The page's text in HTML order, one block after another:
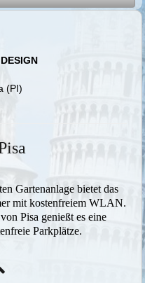
(PI)
Gartenanlage bietet das
mit kostenfreiem WLAN.
Pisa genießt es eine
Parkplätze.